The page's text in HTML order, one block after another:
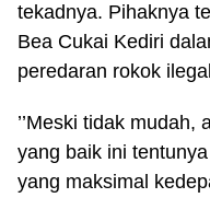
tekadnya. Pihaknya
Bea Cukai Kediri
peredaran rokok
’’Meski tidak
yang baik ini
yang maksimal